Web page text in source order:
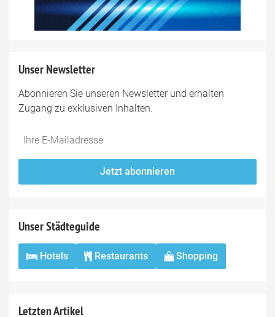
Unser Newsletter
Abonnieren Sie unseren Newsletter und erhalten
Zugang zu exklusiven Inhalten.
Do
*Ihre
Jetzt abonnieren
Unser Städteguide
Hotels Restaurants Shopping
Letzten Artikel